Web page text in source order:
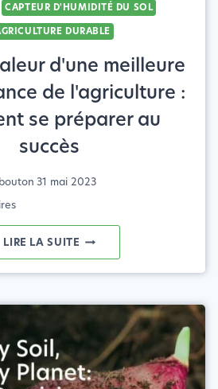
CAPTEUR D'HUMIDITÉ DU SOL
DURABLE
d'une meilleure
de l'agriculture :
se préparer au
succès
31 mai 2023
LIRE LA SUITE LA
VRAIE
D'UNE
MEILLEURE
CONNAISSANCE
DE